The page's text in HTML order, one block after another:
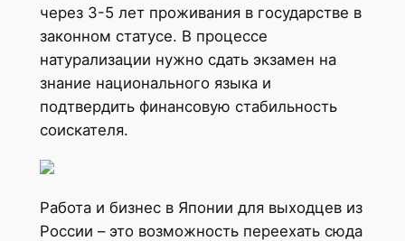
через 3-5 лет проживания в государстве в
законном статусе. В процессе
натурализации нужно сдать экзамен на
знание национального языка и
подтвердить финансовую стабильность
соискателя.
Работа и бизнес в Японии для выходцев из
России – это возможность переехать сюда